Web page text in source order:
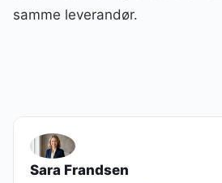
samme leverandør.
Sara Frandsen